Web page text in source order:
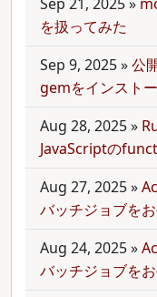
を扱ってみた
Sep 9, 2025»公
gemをインスト
Aug 28, 2025»
JavaScriptの
Aug 27, 2025»
バッチジョブを
Aug 24, 2025»
バッチジョブを